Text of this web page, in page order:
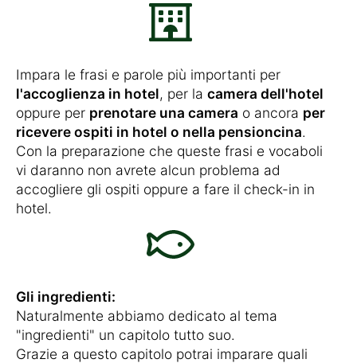
Impara le frasi e parole più importanti per
l'accoglienza in hotel, per la camera dell'hotel
oppure per prenotare una camera o ancora per
ricevere ospiti in hotel o nella pensioncina.
Con la preparazione che queste frasi e vocaboli
vi daranno non avrete alcun problema ad
accogliere gli ospiti oppure a fare il check-in in
hotel.
Gli ingredienti:
Naturalmente abbiamo dedicato al tema
"ingredienti" un capitolo tutto suo.
Grazie a questo capitolo potrai imparare quali